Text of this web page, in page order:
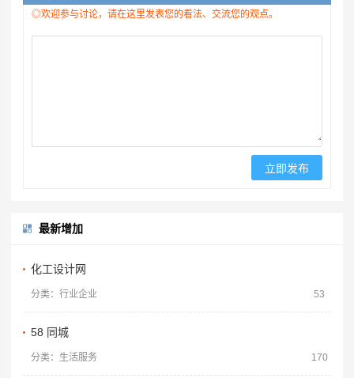
◎欢迎参与讨论，请在这里发表您的看法、交流您的观点。
最新增加
化工设计网
分类：行业企业 53
58 同城
分类：生活服务 170